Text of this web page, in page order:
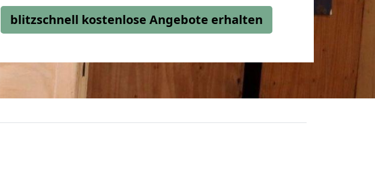
blitzschnell kostenlose Angebote erhalten